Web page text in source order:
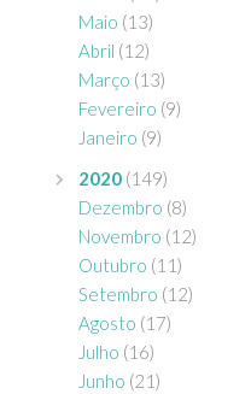
Maio (13)
Abril (12)
Março (13)
Fevereiro (9)
Janeiro (9)
2020 (149)
Dezembro (8)
Novembro (12)
Outubro (11)
Setembro (12)
Agosto (17)
Julho (16)
Junho (21)